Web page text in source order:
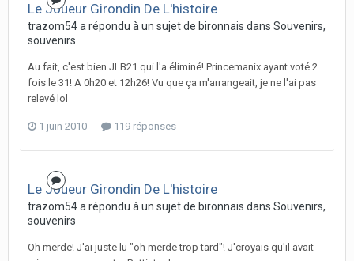
Le Joueur Girondin De L'histoire
trazom54 a répondu à un sujet de bironnais dans Souvenirs,
souvenirs
Au fait, c'est bien JLB21 qui l'a éliminé! Princemanix ayant voté 2
fois le 31! A 0h20 et 12h26! Vu que ça m'arrangeait, je ne l'ai pas
relevé lol
1 juin 2010 119 réponses
Le Joueur Girondin De L'histoire
trazom54 a répondu à un sujet de bironnais dans Souvenirs,
souvenirs
Oh merde! J'ai juste lu "oh merde trop tard"! J'croyais qu'il avait